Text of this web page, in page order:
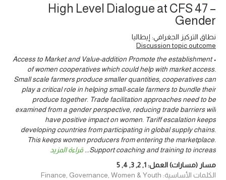
High Level Dialogue at CFS 47 –
Gender
نطاق التركيز الجغرافي: إيطاليا
Discussion topic outcome
• Access to Market and Value-addition Promote the establishment
of women cooperatives which could help with market access.
Small scale farmers produce smaller quantities, cooperatives can
play a critical role in helping small-scale farmers to bundle their
produce together. Trade facilitation approaches need to be
examined from a gender perspective, reducing trade barriers will
have positive impact on women. Tariff escalation keeps
developing countries from participating in global supply chains.
This keeps women producers from entering the marketplace.
Support coaching and training to increas
... قراءة المزيد
مسار (مسارات) العمل:1
,
2
,
3
,
4
,
5
الكلمات الأساسية: Finance, Governance, Women & Youth